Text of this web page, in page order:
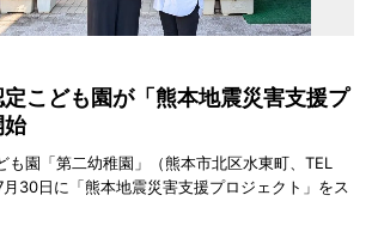
こども園が「熊本地震災害支援プ
始
も園「第二幼稚園」（熊本市北区水東町、TEL
30日に「熊本地震災害支援プロジェクト」をス